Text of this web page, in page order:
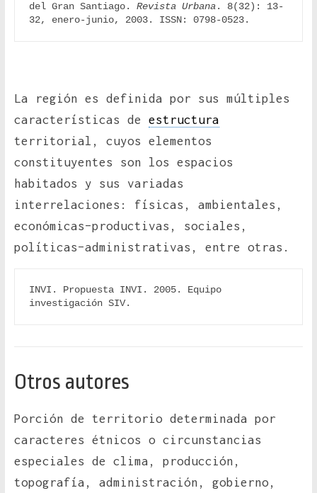
del Gran Santiago. Revista Urbana. 8(32): 13-
32, enero-junio, 2003. ISSN: 0798-0523.
La región es definida por sus múltiples
características de estructura
territorial, cuyos elementos
constituyentes son los espacios
habitados y sus variadas
interrelaciones: físicas, ambientales,
económicas–productivas, sociales,
políticas–administrativas, entre otras.
INVI. Propuesta INVI. 2005. Equipo
investigación SIV.
Otros autores
Porción de territorio determinada por
caracteres étnicos o circunstancias
especiales de clima, producción,
topografía, administración, gobierno,